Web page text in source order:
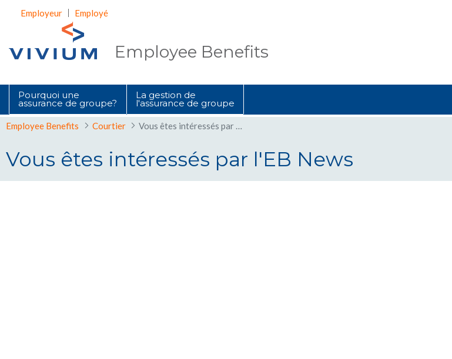
Saut au contenu principal
Employeur Employé
Employee Benefits
Pourquoi une
assurance de groupe?
La gestion de
l'assurance de groupe
Employee Benefits Courtier Vous êtes intéressés par l'EB News
Vous êtes intéressés par l'EB News